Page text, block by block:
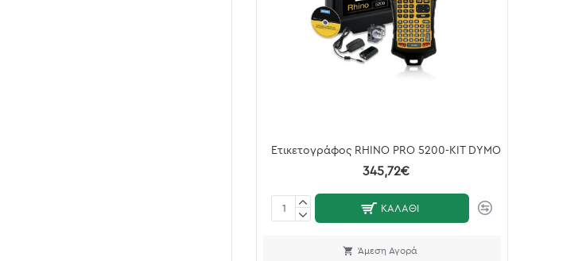
Ετικετογράφος RHINO PRO 5200-KIT DYMO
345,72€
ΚΑΛΆΘΙ
Άμεση Αγορά